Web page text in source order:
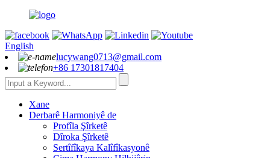
English
lucywang0713@gmail.com
+86 17301817404
Xane
Derbarê Harmoniyê de
Profîla Şîrketê
Dîroka Şîrketê
Sertîfîkaya Kalîfîkasyonê